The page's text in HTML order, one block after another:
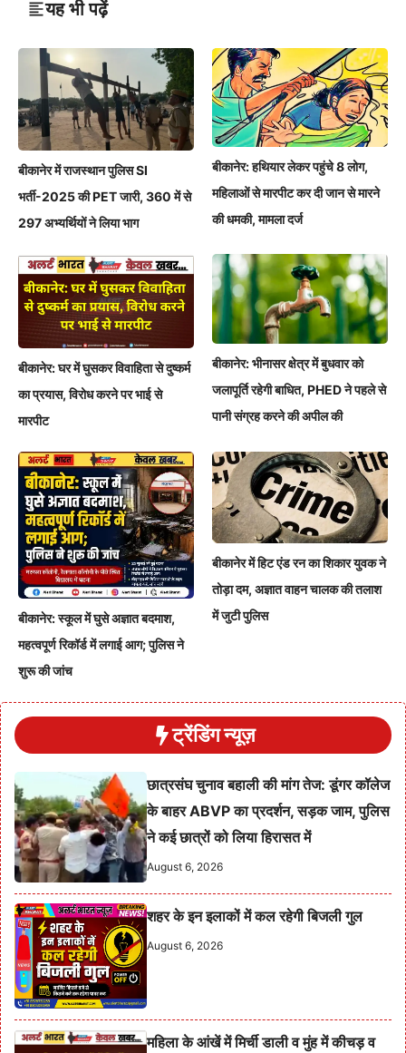
यह भी पढ़ें
बीकानेर में राजस्थान पुलिस SI
भर्ती-2025 की PET जारी, 360 में से
297 अभ्यर्थियों ने लिया भाग
बीकानेर: हथियार लेकर पहुंचे 8 लोग,
महिलाओं से मारपीट कर दी जान से मारने
की धमकी, मामला दर्ज
बीकानेर: घर में घुसकर विवाहिता से दुष्कर्म
का प्रयास, विरोध करने पर भाई से
मारपीट
बीकानेर: भीनासर क्षेत्र में बुधवार को
जलापूर्ति रहेगी बाधित, PHED ने पहले से
पानी संग्रह करने की अपील की
बीकानेर: स्कूल में घुसे अज्ञात बदमाश,
महत्वपूर्ण रिकॉर्ड में लगाई आग; पुलिस ने
शुरू की जांच
बीकानेर में हिट एंड रन का शिकार युवक ने
तोड़ा दम, अज्ञात वाहन चालक की तलाश
में जुटी पुलिस
ट्रेंडिंग न्यूज़
छात्रसंघ चुनाव बहाली की मांग तेज: डूंगर कॉलेज
के बाहर ABVP का प्रदर्शन, सड़क जाम, पुलिस
ने कई छात्रों को लिया हिरासत में
August 6, 2026
शहर के इन इलाकों में कल रहेगी बिजली गुल
August 6, 2026
महिला के आंखें में मिर्ची डाली व मुंह में कीचड़ व